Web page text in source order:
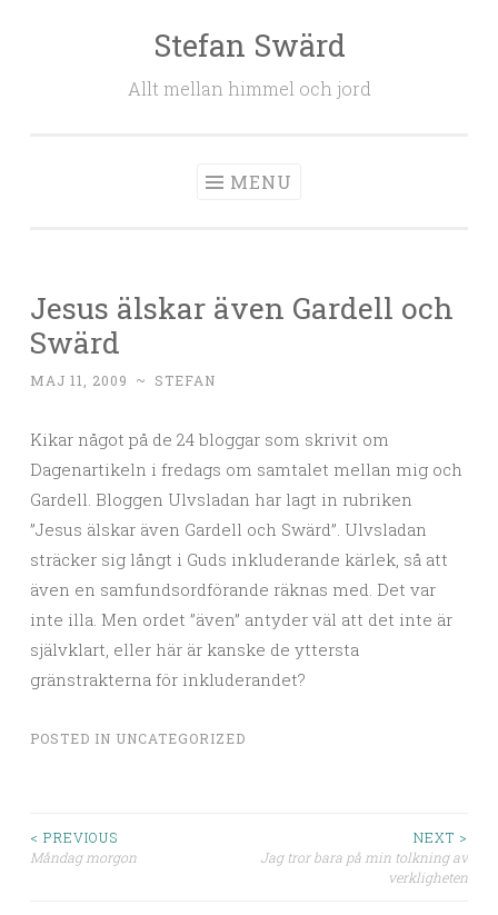
Stefan Swärd
Allt mellan himmel och jord
MENU
Jesus älskar även Gardell och
Swärd
MAJ 11, 2009 ~ STEFAN
Kikar något på de 24 bloggar som skrivit om
Dagenartikeln i fredags om samtalet mellan mig och
Gardell. Bloggen Ulvsladan har lagt in rubriken
”Jesus älskar även Gardell och Swärd”. Ulvsladan
sträcker sig långt i Guds inkluderande kärlek, så att
även en samfundsordförande räknas med. Det var
inte illa. Men ordet ”även” antyder väl att det inte är
självklart, eller här är kanske de yttersta
gränstrakterna för inkluderandet?
POSTED IN UNCATEGORIZED
Post navigation
< PREVIOUS
Måndag morgon
NEXT >
Jag tror bara på min tolkning av
verkligheten